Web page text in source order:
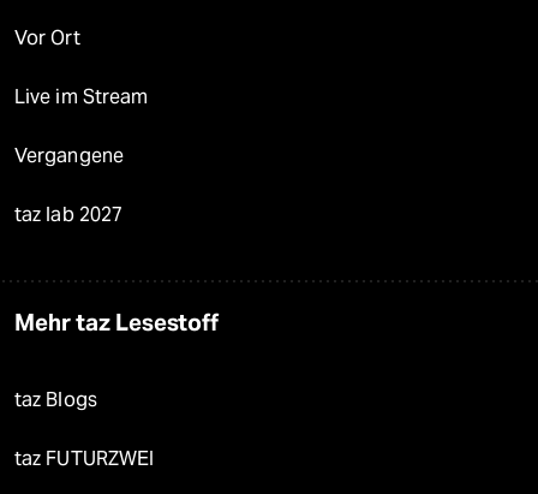
Vor Ort
Live im Stream
Vergangene
taz lab 2027
Mehr taz Lesestoff
taz Blogs
taz FUTURZWEI